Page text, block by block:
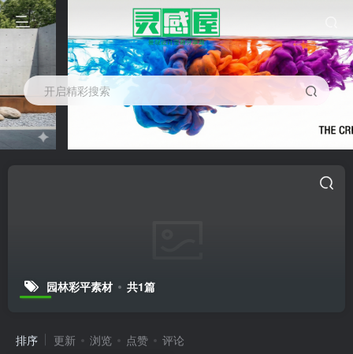
开启精彩搜索
园林彩平素材 共1篇
排序 更新 浏览 点赞 评论